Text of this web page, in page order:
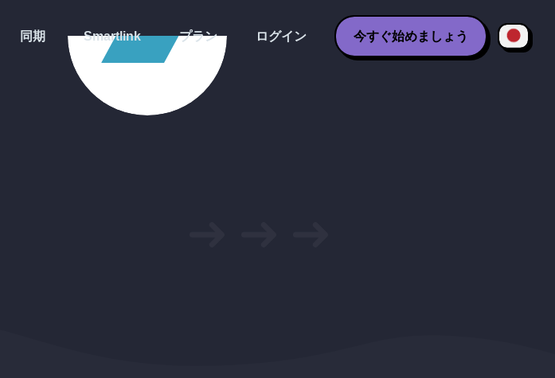
同期 Smartlink プラン ログイン 今すぐ始めましょう